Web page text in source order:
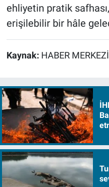
ehliyetin pratik
erişilebilir bir hâle
Kaynak: HABER MERKEZİ